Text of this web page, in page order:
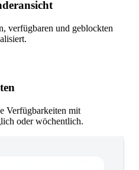
verfügbaren und geblockten
Verfügbarkeiten mit
oder wöchentlich.